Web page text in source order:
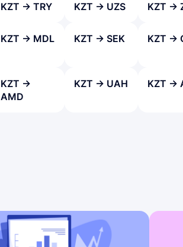
KZT → TRY KZT → UZS KZT →
KZT → MDL KZT → SEK KZT →
KZT →
AMD
KZT → UAH KZT →